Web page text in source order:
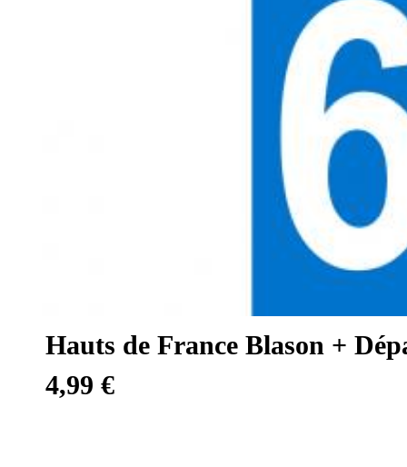
Hauts de France Blason +
4,99 €